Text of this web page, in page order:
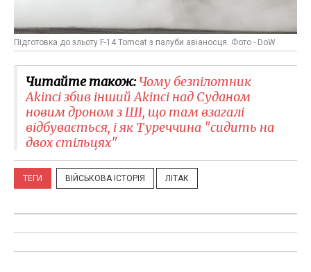
Підготовка до зльоту F-14 Tomcat з палуби авіаносця. Фото - DoW
Читайте також:Чому безпілотник
Akinci збив інший Akinci над Суданом
новим дроном з ШІ, що там взагалі
відбувається, і як Туреччина "сидить на
двох стільцях"
ТЕГИ ВІЙСЬКОВА ІСТОРІЯ ЛІТАК